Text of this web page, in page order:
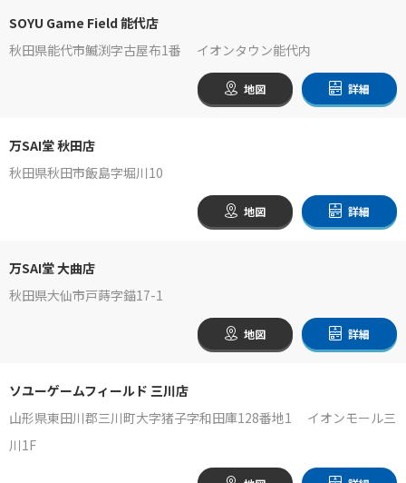
SOYU Game Field 能代店
秋田県能代市鰄渕字古屋布1番 イオンタウン能代内
地図 詳細
万SAI堂 秋田店
秋田県秋田市飯島字堀川10
地図 詳細
万SAI堂 大曲店
秋田県大仙市戸蒔字錨17-1
地図 詳細
ソユーゲームフィールド 三川店
山形県東田川郡三川町大字猪子字和田庫128番地1 イオンモール三
川1F